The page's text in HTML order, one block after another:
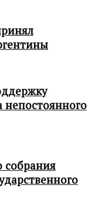
непостоянного
собрания